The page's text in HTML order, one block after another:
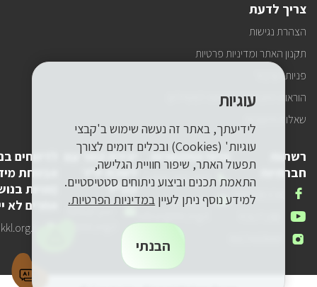
צריך לדעת
הצהרת נגישות
תקנון האתר ומדיניות פרטיות
פניות הציבור
הוראות התנהגות ובטיחות למטיילים
שאלות ותשובות
רשתות
חברתיות
FACEBOOK
אנחנו
בפייסבוק
אנחנו
ביוטיוב
אנחנו
פרטי התקשרות
טלפון1-800-250-250
דואר pneyot-
יצירת קשר עם
לשכת יו"ר
קק"ל
אלקטרוני
שלנו
לדיווחים
אבטחת
(פניות
אחרים לא
עוגיות
לידיעתך, באתר זה נעשה שימוש ב'קבצי
עוגיות' (Cookies) ובכלים דומים לצורך
תפעול האתר, שיפור חוויית הגלישה,
התאמת תכנים וביצוע ניתוחים סטטיסטיים.
למידע נוסף ניתן לעיין במדיניות הפרטיות.
הבנתי